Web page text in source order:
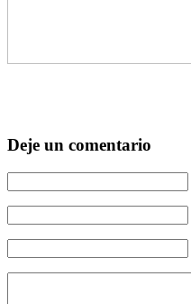
Deje un comentario